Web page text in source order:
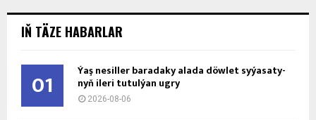
IŇ TÄZE HABARLAR
01 Ýaş ne­sil­ler ba­ra­da­ky ala­da döw­let sy­ýa­sa­ty­
nyň ile­ri tu­tul­ýan ug­ry
2026-08-06